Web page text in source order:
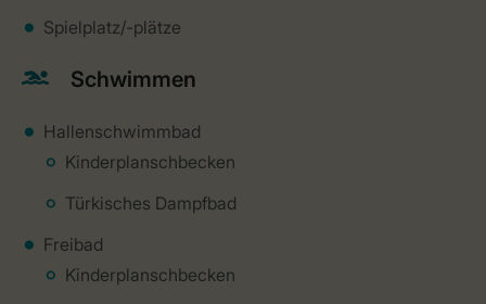
Spielplatz/-plätze
Schwimmen
Hallenschwimmbad
Kinderplanschbecken
Türkisches Dampfbad
Freibad
Kinderplanschbecken